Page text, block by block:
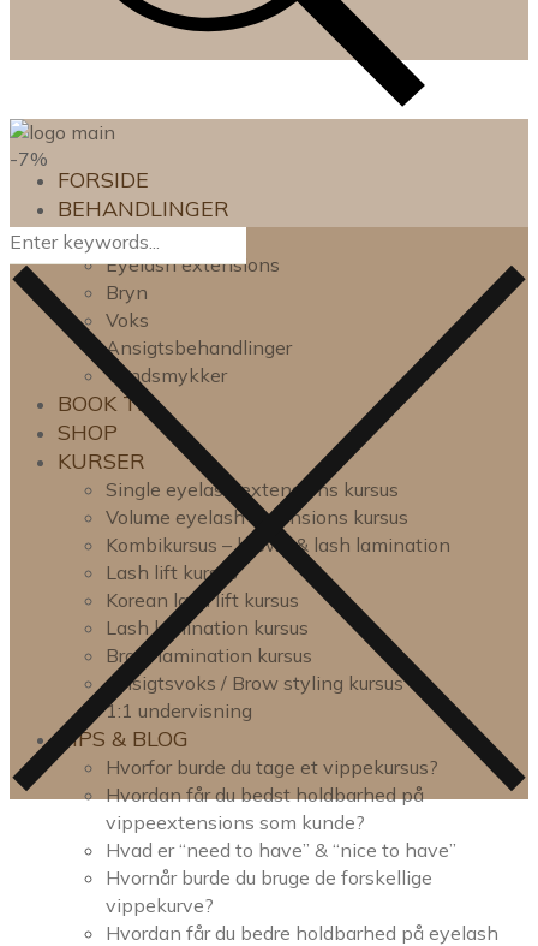
FORSIDE
BEHANDLINGER
Lash lift
Eyelash extensions
Bryn
Voks
Ansigtsbehandlinger
Tandsmykker
BOOK TID
SHOP
KURSER
Single eyelash extensions kursus
Volume eyelash extensions kursus
Kombikursus – brow- & lash lamination
Lash lift kursus
Korean lash lift kursus
Lash lamination kursus
Brow lamination kursus
Ansigtsvoks / Brow styling kursus
1:1 undervisning
TIPS & BLOG
Hvorfor burde du tage et vippekursus?
Hvordan får du bedst holdbarhed på
vippeextensions som kunde?
Hvad er “need to have” & “nice to have”
Hvornår burde du bruge de forskellige
vippekurve?
Hvordan får du bedre holdbarhed på eyelash
-7%